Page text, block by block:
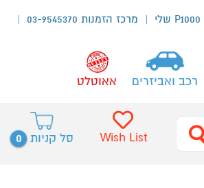
P1000 שלי מרכז הזמנות 03-9545370
רכב ואביזרים אאוטלט
סל קניות 0 Wish List